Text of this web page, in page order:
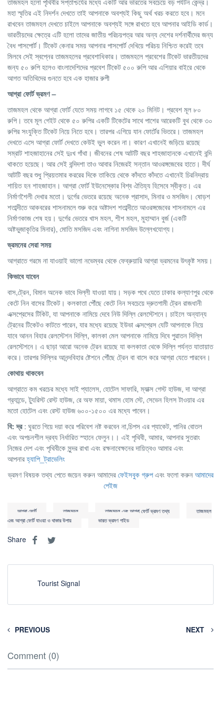
মহা স্মৃতির এই নিদর্শন দেখতে তাই আপনাকে অবশ্যই কিছু অর্থ খরচ করতে হবে। মনে
রাখবেন তাজমহল দেখতে চাইলে আপনাকে অবশ্যই সঙ্গে রাখতে হবে আপনার আইডি কার্ড।
ভারতীয়দের ক্ষেত্রে এটি হলো তাদের জাতীয় পরিচয়পত্র আর অন্য দেশের দর্শনার্থীদের জন্য
বৈধ পাসপোর্ট। টিকেট কেনার সময় আপনার পাসপোর্ট দেখিয়ে পরিচয় নিশ্চিত করেই তবে
মিলবে সেই স্বপ্নের তাজমহলের প্রবেশাধিকার। তাজমহলে প্রবেশের টিকেট ভারতীয়দের
জন্য ৫০ রুপি হলেও বাংলাদেশিদের প্রবেশ টিকেট ৫০০ রুপি আর এশিয়ার বাইরে থেকে
আগত অতিথিদের গুনতে হবে এক হাজার রুপী
আগ্রা ফোর্টভ্রমণ –
তাজমহল থেকে আগ্রা ফোর্ট যেতে সময় লাগবে ১৫ থেকে ২০ মিনিট। প্রবেশ মূল ৮০
রুপি। তবে মূল গেইট থেকে ৫০ রুপির একটি টিকেটের সাথে পাশের আরেকটি বুথ থেকে ৩০
রুপির সংযুক্তি টিকেট নিয়ে নিতে হবে। তারপর এগিয়ে যান ফোর্টের ভিতরে। তাজমহল
দেখতে এসে আগ্রা ফোর্ট দেখতে কেউই ভুল করেন না। কারণ এখানেই জড়িয়ে রয়েছে
সম্রাট শাহজাহানের সেই দুঃখ গাঁথা। জীবনের শেষ আটটি বছর শাহজাহানকে এখানেই বন্দি
থাকতে হয়েছে। আর সেই বন্দিদশা তাও আবার নিজেরই সন্তান আওরঙ্গজেবের হাতে। দীর্ঘ
আটটি বছর শুধু প্রিয়তমার কররের দিকে তাকিয়ে থেকে কাঁদতে কাঁদতে এখানেই চিরনিদ্রায়
শায়িত হন শাহজাহান। আগ্রা ফোর্ট ইউনেস্কোর বিশ্ব ঐতিহ্য হিসেবে স্বীকৃত। এর
নির্মাণশৈলী দেখার মতো। দুর্গের ভেতরে রয়েছে অনেক প্রাসাদ, মিনার ও মসজিদ। ষোড়শ
শতাব্দীতে আকবরের শাসনামলে শুরু করে অষ্টাদশ শতাব্দীতে আওরঙ্গজেবের শাসনামলে এর
নির্মাণকাজ শেষ হয়। দুর্গের ভেতরে খাস মহল, শীশ মহল, মুহাম্মান বুর্জ (একটি
অষ্টভুজাকৃতির মিনার), মোতি মসজিদ এবং নাগিনা মসজিদ উল্লেখযোগ্য।
ভ্রমনেরসেরাসময়
আগ্রাতে গরমে না যাওয়াই ভালো নভেম্বর থেকে ফেব্রুয়ারি আগ্রা ভ্রমনের উৎকৃষ্ট সময়।
কিভাবেযাবেন
বাস,ট্রেন, বিমান অনেক ভাবে দিল্লী যাওয়া যায়। সড়ক পথে যেতে ঢাকার কল্যাণপুর থেকে
কেটে নিন বাসের টিকেট। কলকাতা পৌঁছে কেটে নিন সবচেয়ে দ্রুতগামী ট্রেন রাজধানী
এক্সপ্রেসের টিকিট, যা আপনাকে নামিয়ে দেবে নিউ দিল্লি রেলস্টেশনে। চাইলে অন্যান্য
ট্রেনের টিকেটও কাটতে পারেন, যার মধ্যে রয়েছে ইউভা এক্সপ্রেস যেটি আপনাকে নিয়ে
যাবে আনন বিহার রেলস্টেশন দিল্লি, কালকা মেল আপনাকে নামিয়ে দিবে পুরাতন দিল্লি
রেলস্টেশনে। এ ছাড়া আরো অনেক ট্রেন রয়েছে যা কলকাতা থেকে দিল্লি পর্যন্ত যাতায়াত
করে। তারপর দিল্লির আনন্দবিহার ষ্টেশনে পৌঁছে ট্রেন বা বাসে করে আগ্রা যেতে পারবেন।
কোথায়থাকবেন
আগ্রাতে কম খরচের মধ্যে সাই প্যালেস, হোটেল সাফারি, ম্যাক্স গেস্ট হাউজ, দা আগ্রা
গ্র‍্যান্ডে, ট্যুরিস্ট রেস্ট হাউজ, রে অফ মায়া, থমাস হোম স্টে, সেভেন হিলস টাওয়ার এর
মতো হোটেল এবং রেস্ট হাউজ ৬০০-১৫০০ এর মধ্যে পাবেন।
বি: দ্র: ঘুরতে গিয়ে দয়া করে পরিবেশ নষ্ট করবেন না,চিপস এর প্যাকেট, পানির বোতল
এবং অপচনশীল দ্রব্য নির্ধারিত স্হানে ফেলুন।। এই পৃথিবী, আমার, আপনার সুতরাং
নিজের দেশ এবং পৃথিবীকে সুন্দর রাখা এবং রক্ষনাবেক্ষনের দায়িত্বও আমার এবং
আপনারহ্যাপি_ট্রাভেলিং
ভ্রমণ বিষয়ক তথ্য পেতে জয়েন করুন আমাদেরফেইসবুক গ্রুপএবং ফলো করুনআমাদের
পেইজ
আগ্রা ফোর্ট তাজমহল তাজমহল এবং আগ্রা ফোর্ট ভ্রমণ তথ্য
তাজমহল
এবং আগ্রা ফোর্ট যাওয়া ও থাকার উপায়
ভারত ভ্রমণ গাইড
Share
Tourist Signal
PREVIOUS NEXT
Comment (0)